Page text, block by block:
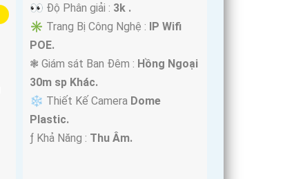
👀 Độ Phân giải : 3k .
✳️ Trang Bị Công Nghệ : IP Wifi
POE.
❃ Giám sát Ban Đêm : Hồng Ngoại
30m sp Khác.
❄ Thiết Kế Camera Dome
Plastic.
️ƒ Khả Năng : Thu Âm.